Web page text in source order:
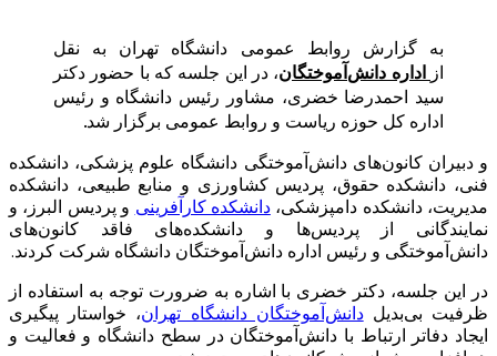
روابط عمومی دانشگاه تهران به نقل
دانش‌آموختگان، در این جلسه که با حضور دکتر
خضری، مشاور رئیس دانشگاه و رئیس
حوزه ریاست و روابط عمومی برگزار شد.
دانش‌آموختگی دانشگاه علوم پزشکی، دانشکده
حقوق، پردیس کشاورزی و منابع طبیعی، دانشکده
دامپزشکی،دانشکده کارآفرینیو پردیس البرز، و
از پردیس‌ها و دانشکده‌های فاقد کانون‌های
رئیس اداره دانش‌آموختگان دانشگاه شرکت کردند.
دکتر خضری با اشاره به ضرورت توجه به استفاده از
دانش‌آموختگان دانشگاه تهران ، خواستار پیگیری
با دانش‌آموختگان در سطح دانشگاه و فعالیت و